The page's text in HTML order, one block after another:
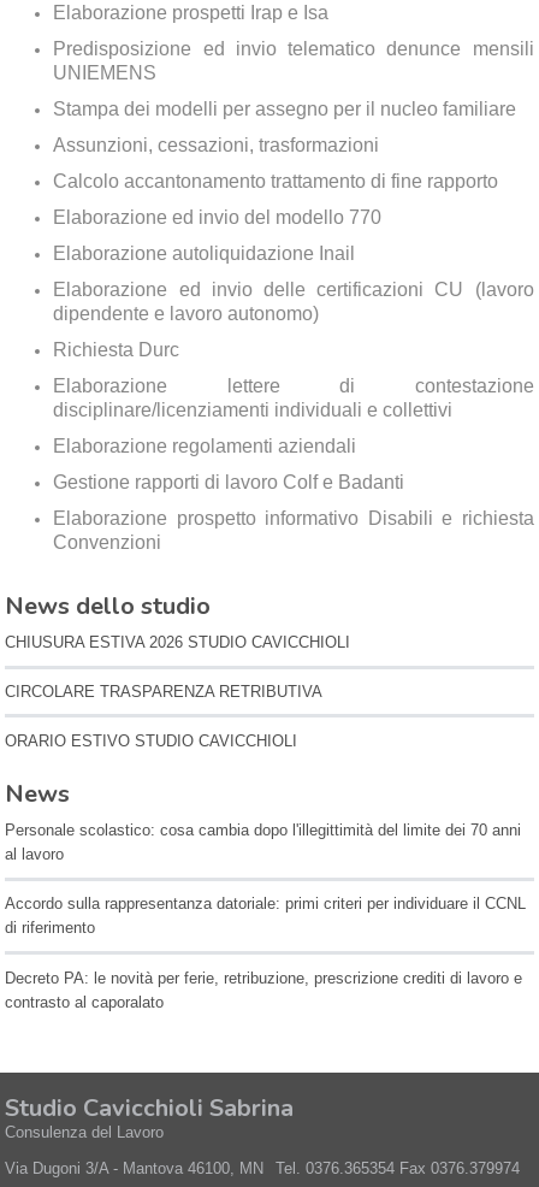
Elaborazione prospetti Irap e Isa
Predisposizione ed invio telematico denunce mensili
UNIEMENS
Stampa dei modelli per assegno per il nucleo familiare
Assunzioni, cessazioni, trasformazioni
Calcolo accantonamento trattamento di fine rapporto
Elaborazione ed invio del modello 770
Elaborazione autoliquidazione Inail
Elaborazione ed invio delle certificazioni CU (lavoro
dipendente e lavoro autonomo)
Richiesta Durc
Elaborazione lettere di contestazione
disciplinare/licenziamenti individuali e collettivi
Elaborazione regolamenti aziendali
Gestione rapporti di lavoro Colf e Badanti
Elaborazione prospetto informativo Disabili e richiesta
Convenzioni
News dello studio
CHIUSURA ESTIVA 2026 STUDIO CAVICCHIOLI
CIRCOLARE TRASPARENZA RETRIBUTIVA
ORARIO ESTIVO STUDIO CAVICCHIOLI
News
Personale scolastico: cosa cambia dopo l'illegittimità del limite dei 70 anni
al lavoro
Accordo sulla rappresentanza datoriale: primi criteri per individuare il CCNL
di riferimento
Decreto PA: le novità per ferie, retribuzione, prescrizione crediti di lavoro e
contrasto al caporalato
Studio Cavicchioli Sabrina
Consulenza del Lavoro
Via Dugoni 3/A - Mantova 46100, MN Tel.0376.365354 Fax0376.379974